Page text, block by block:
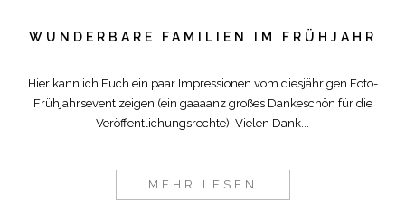
WUNDERBARE FAMILIEN IM FRÜHJAHR
Hier kann ich Euch ein paar Impressionen vom diesjährigen Foto-
Frühjahrsevent zeigen (ein gaaaanz großes Dankeschön für die
Veröffentlichungsrechte). Vielen Dank...
MEHR LESEN